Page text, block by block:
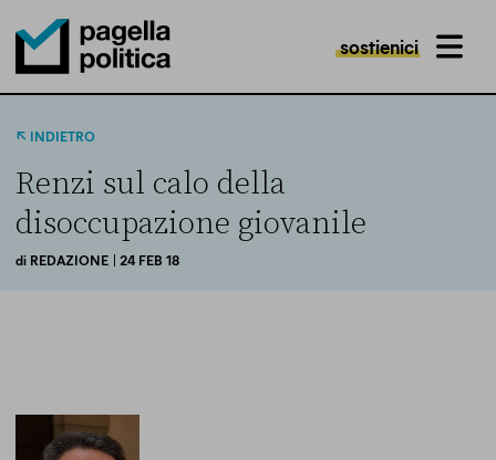
Pagella Politica Logo
sostienici MENU
INDIETRO
Renzi sul calo della
disoccupazione giovanile
di REDAZIONE | 24 FEB 18